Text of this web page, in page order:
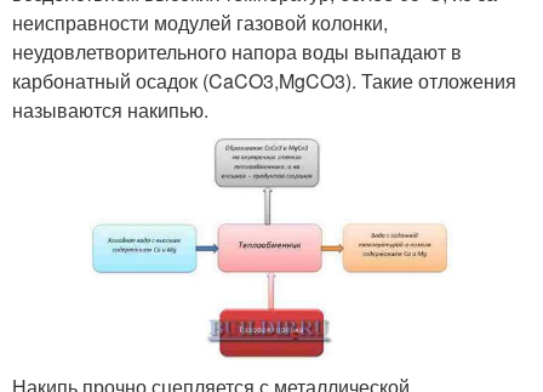
неисправности модулей газовой колонки,
неудовлетворительного напора воды выпадают в
карбонатный осадок (CaCO3,MgCO3). Такие отложения
называются накипью.